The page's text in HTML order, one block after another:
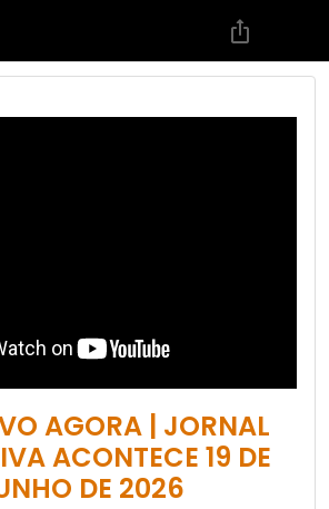
AGORA | JORNAL
ACONTECE 19 DE
DE 2026